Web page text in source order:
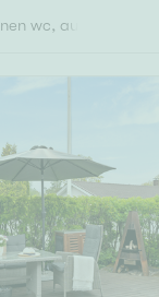
wc, autotalli